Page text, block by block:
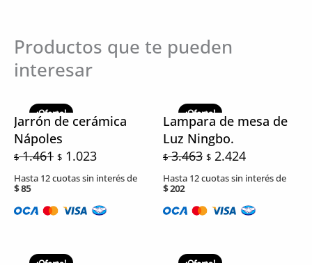
Productos que te pueden
interesar
¡Oferta!
Jarrón de cerámica
Nápoles
$1.461
precio
original
era:
$ 1.461.
$ 1.023
precio
actual
Hasta 12 cuotas sin interés de
$85
¡Oferta!
Lampara de mesa de
Luz Ningbo.
$3.463
precio
original
era:
$ 3.463.
$ 2.424
precio
actual
Hasta 12 cuotas sin interés de
$202